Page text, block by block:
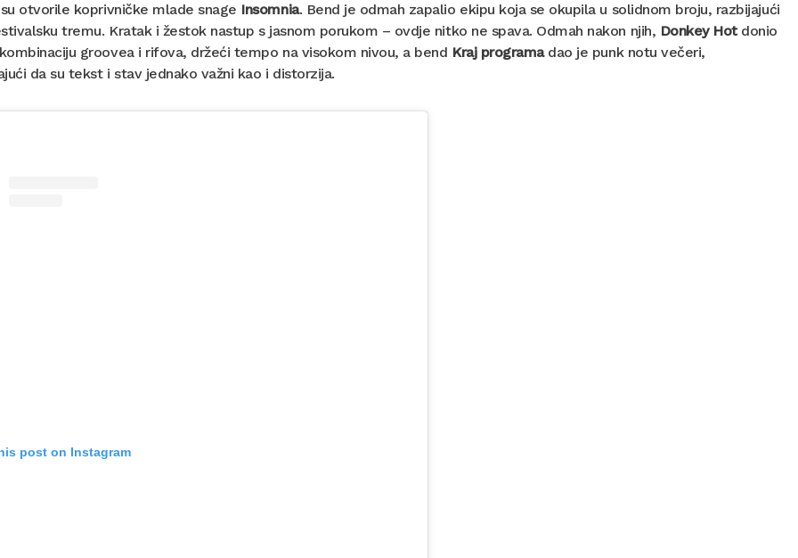
otvorile koprivničke mlade snage Insomnia. Bend je odmah zapalio ekipu koja se okupila u solidnom broju, razbijajući
tremu. Kratak i žestok nastup s jasnom porukom – ovdje nitko ne spava. Odmah nakon njih, Donkey Hotdonio
groovea i rifova, držeći tempo na visokom nivou, a bend Kraj programa dao je punk notu večeri,
da su tekst i stav jednako važni kao i distorzija.
post on Instagram